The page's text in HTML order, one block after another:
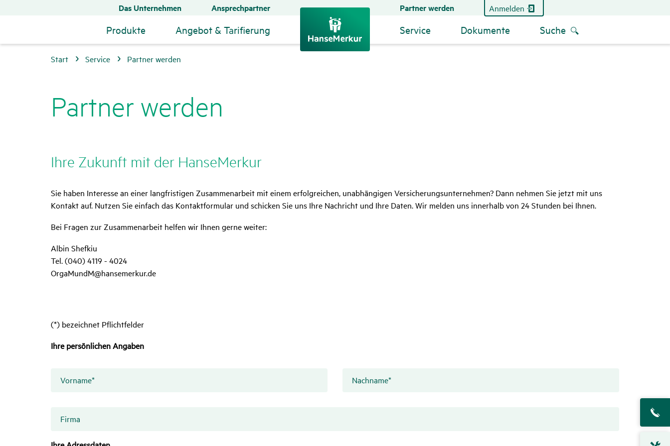
Das Unternehmen Ansprechpartner Partner werden Anmelden
Produkte Angebot & Tarifierung Service Dokumente Suche
Start Service Partner werden
Partner werden
Ihre Zukunft mit der HanseMerkur
Sie haben Interesse an einer langfristigen Zusammenarbeit mit einem erfolgreichen, unabhängigen Versicherungsunternehmen? Dann nehmen Sie jetzt mit uns
Kontakt auf. Nutzen Sie einfach das Kontaktformular und schicken Sie uns Ihre Nachricht und Ihre Daten. Wir melden uns innerhalb von 24 Stunden bei Ihnen.
Bei Fragen zur Zusammenarbeit helfen wir Ihnen gerne weiter:
Albin Shefkiu
Tel. (040) 4119 - 4024
OrgaMundM@hansemerkur.de
(*) bezeichnet Pflichtfelder
Ihre persönlichen Angaben
Vorname* Nachname*
Firma